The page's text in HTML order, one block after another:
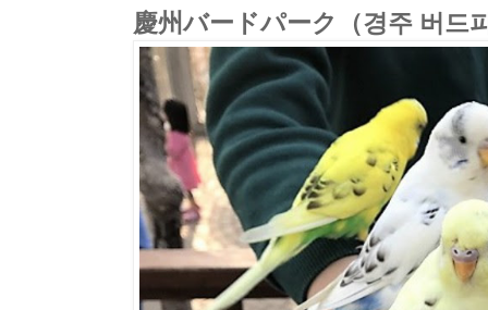
慶州バードパーク（경주 버드